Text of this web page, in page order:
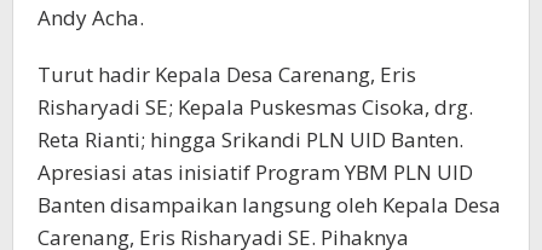
Andy Acha.
Turut hadir Kepala Desa Carenang, Eris
Risharyadi SE; Kepala Puskesmas Cisoka, drg.
Reta Rianti; hingga Srikandi PLN UID Banten.
Apresiasi atas inisiatif Program YBM PLN UID
Banten disampaikan langsung oleh Kepala Desa
Carenang, Eris Risharyadi SE. Pihaknya